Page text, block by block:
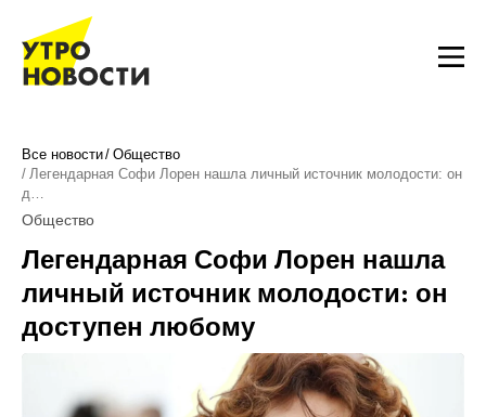
Все новости Общество
Легендарная Софи Лорен нашла личный источник молодости: он
д…
Общество
Легендарная Софи Лорен нашла
личный источник молодости: он
доступен любому